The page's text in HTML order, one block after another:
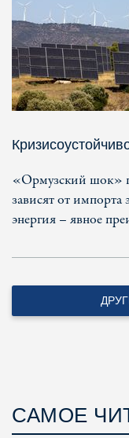
«Ормузский шок»
зависят от импорта
энергия – явное
САМОЕ